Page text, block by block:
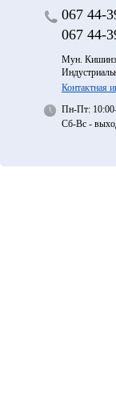
067 44-
067 44-
Мун.
Контактная
Пн-Пт:
Сб-Вс -